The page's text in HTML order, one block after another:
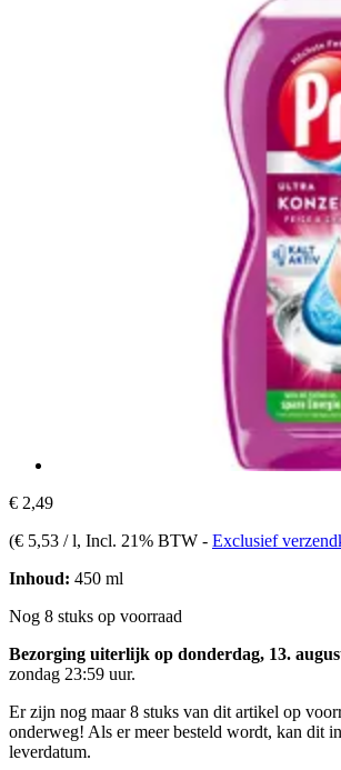
€ 2,49
(€ 5,53 / l, Incl. 21% BTW - Exclusief
Inhoud: 450 ml
Nog 8 stuks op voorraad
Bezorging uiterlijk op donderdag, 13.
zondag 23:59 uur.
Er zijn nog maar 8 stuks van dit artikel op
onderweg! Als er meer besteld wordt, kan dit
leverdatum.